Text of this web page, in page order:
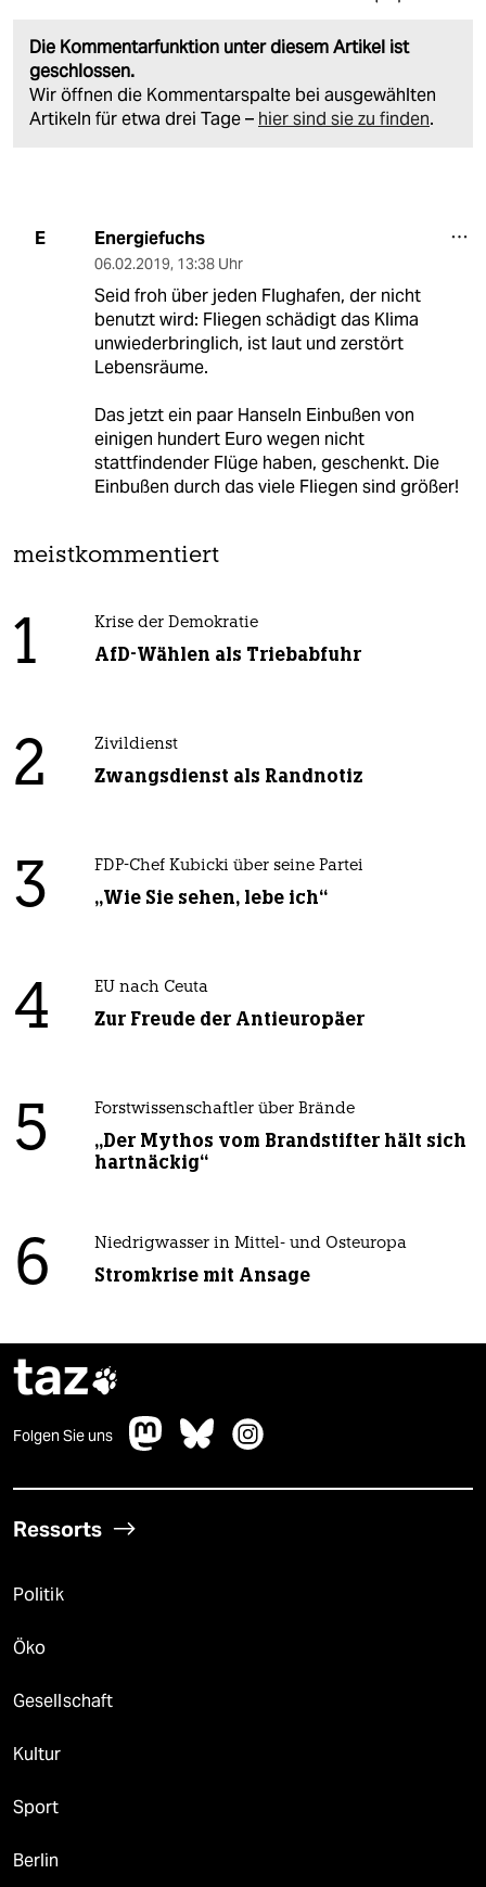
Die Kommentarfunktion unter diesem Artikel ist
geschlossen.
Wir öffnen die Kommentarspalte bei ausgewählten
Artikeln für etwa drei Tage – hier sind sie zu finden.
E Energiefuchs
06.02.2019, 13:38 Uhr
Seid froh über jeden Flughafen, der nicht
benutzt wird: Fliegen schädigt das Klima
unwiederbringlich, ist laut und zerstört
Lebensräume.
Das jetzt ein paar Hanseln Einbußen von
einigen hundert Euro wegen nicht
stattfindender Flüge haben, geschenkt. Die
Einbußen durch das viele Fliegen sind größer!
meistkommentiert
1 Krise der Demokratie
AfD-Wählen als Triebabfuhr
2 Zivildienst
Zwangsdienst als Randnotiz
3 FDP-Chef Kubicki über seine Partei
„Wie Sie sehen, lebe ich“
4 EU nach Ceuta
Zur Freude der Antieuropäer
5 Forstwissenschaftler über Brände
„Der Mythos vom Brandstifter hält sich
hartnäckig“
6 Niedrigwasser in Mittel- und Osteuropa
Stromkrise mit Ansage
taz
Folgen Sie uns
Ressorts
Politik
Öko
Gesellschaft
Kultur
Sport
Berlin